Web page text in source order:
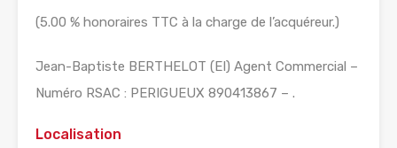
(5.00 % honoraires TTC à la charge de l’acquéreur.)
Jean-Baptiste BERTHELOT (EI) Agent Commercial –
Numéro RSAC : PERIGUEUX 890413867 – .
Localisation